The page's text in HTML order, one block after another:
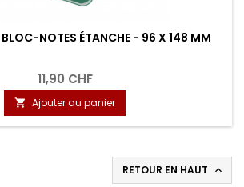
NOTES ÉTANCHE - 96 X 148 MM
11,90 CHF
 Ajouter au panier
RETOUR EN HAUT 